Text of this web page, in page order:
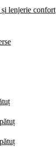
și lenjerie confort